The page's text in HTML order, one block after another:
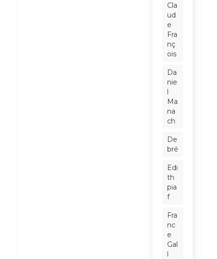
Cla
ud
e
Fra
nç
ois
Da
nie
l
Ma
na
ch
De
bré
Edi
th
pia
f
Fra
nc
e
Gal
l